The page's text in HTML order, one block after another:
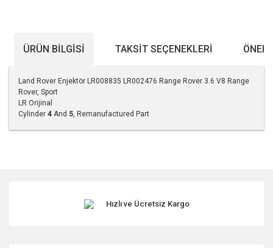
ÜRÜN BILGISI TAKSIT SEÇENEKLERI
Land Rover Enjektör LR008835 LR002476 Range Rover 3.6 V8 Range
Rover, Sport
LR Orijinal
Cylinder 4 And 5 , Remanufactured Part
Ürün resmi kalitesiz, bozuk veya görüntülenemiyor.
Hızlı ve Ücretsiz Kargo